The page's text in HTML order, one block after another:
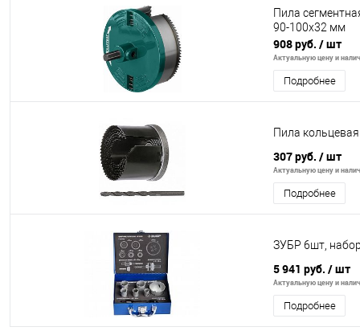
Пила
90-100x32 мм
908 руб. / шт
Актуальную цену и
Подробнее
Пила
307 руб. / шт
Актуальную цену и
Подробнее
ЗУБР 6шт,
5 941 руб. / шт
Актуальную цену и
Подробнее